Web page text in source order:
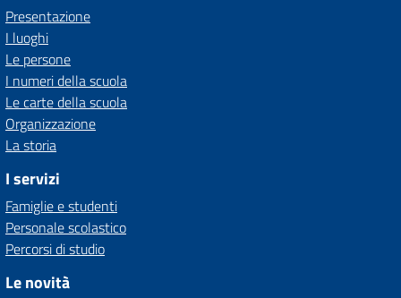
Presentazione
I luoghi
Le persone
I numeri della scuola
Le carte della scuola
Organizzazione
La storia
I servizi
Famiglie e studenti
Personale scolastico
Percorsi di studio
Le novità